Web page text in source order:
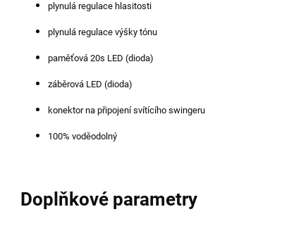
plynulá regulace hlasitosti
plynulá regulace výšky tónu
paměťová 20s LED (dioda)
záběrová LED (dioda)
konektor na připojení svítícího swingeru
100% voděodolný
Doplňkové parametry